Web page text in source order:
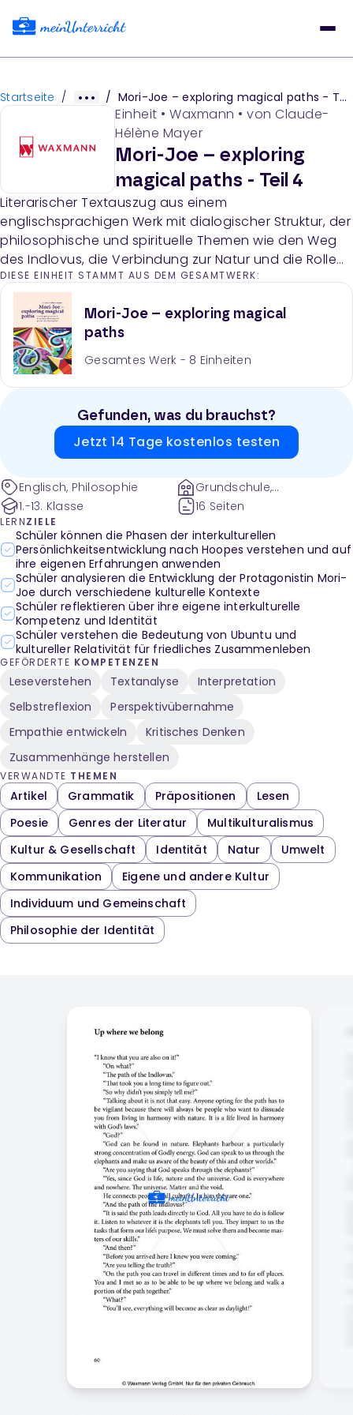
Startseite / / Mori-Joe – exploring magical paths - Teil 4
Einheit • Waxmann • von Claude-
Hélène Mayer
Mori-Joe – exploring
magical paths - Teil 4
Literarischer Textauszug aus einem
englischsprachigen Werk mit dialogischer Struktur, der
philosophische und spirituelle Themen wie den Weg
des Indlovus, die Verbindung zur Natur und die Rolle
von Elefanten als spirituelle Vermittler behandelt.
DIESE EINHEIT STAMMT AUS DEM GESAMTWERK:
Mori-Joe – exploring magical
paths
Gesamtes Werk - 8 Einheiten
Gefunden, was du brauchst?
Jetzt 14 Tage kostenlos testen
Englisch, Philosophie
1.-13. Klasse
Grundschule,
Sekundarstufe
16 Seiten
LERNZIELE
Schüler können die Phasen der interkulturellen
Persönlichkeitsentwicklung nach Hoopes verstehen und auf
ihre eigenen Erfahrungen anwenden
Schüler analysieren die Entwicklung der Protagonistin Mori-
Joe durch verschiedene kulturelle Kontexte
Schüler reflektieren über ihre eigene interkulturelle
Kompetenz und Identität
Schüler verstehen die Bedeutung von Ubuntu und
kultureller Relativität für friedliches Zusammenleben
GEFÖRDERTE KOMPETENZEN
Leseverstehen Textanalyse
Interpretation
Selbstreflexion
Perspektivübernahme
Empathie entwickeln
Kritisches Denken
Zusammenhänge herstellen
VERWANDTE THEMEN
Artikel Grammatik Präpositionen
Lesen
Poesie
Genres der Literatur
Multikulturalismus
Kultur & Gesellschaft
Identität Natur
Umwelt
Kommunikation
Eigene und andere Kultur
Individuum und Gemeinschaft
Philosophie der Identität